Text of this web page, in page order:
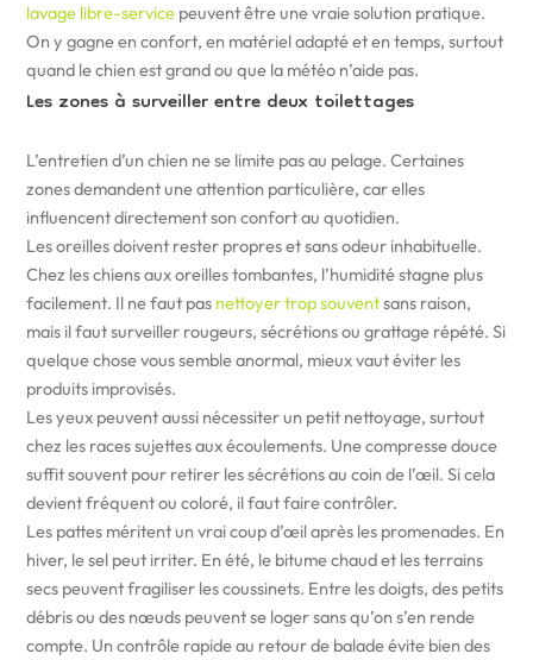
lavage libre-service peuvent être une vraie solution pratique.
On y gagne en confort, en matériel adapté et en temps, surtout
quand le chien est grand ou que la météo n’aide pas.
Les zones à surveiller entre deux toilettages
L’entretien d’un chien ne se limite pas au pelage. Certaines
zones demandent une attention particulière, car elles
influencent directement son confort au quotidien.
Les oreilles doivent rester propres et sans odeur inhabituelle.
Chez les chiens aux oreilles tombantes, l’humidité stagne plus
facilement. Il ne faut pas nettoyer trop souventsans raison,
mais il faut surveiller rougeurs, sécrétions ou grattage répété. Si
quelque chose vous semble anormal, mieux vaut éviter les
produits improvisés.
Les yeux peuvent aussi nécessiter un petit nettoyage, surtout
chez les races sujettes aux écoulements. Une compresse douce
suffit souvent pour retirer les sécrétions au coin de l’œil. Si cela
devient fréquent ou coloré, il faut faire contrôler.
Les pattes méritent un vrai coup d’œil après les promenades. En
hiver, le sel peut irriter. En été, le bitume chaud et les terrains
secs peuvent fragiliser les coussinets. Entre les doigts, des petits
débris ou des nœuds peuvent se loger sans qu’on s’en rende
compte. Un contrôle rapide au retour de balade évite bien des